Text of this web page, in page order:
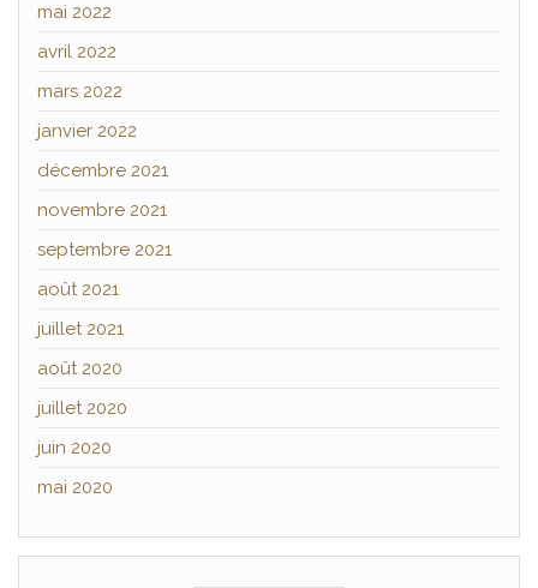
mai 2022
avril 2022
mars 2022
janvier 2022
décembre 2021
novembre 2021
septembre 2021
août 2021
juillet 2021
août 2020
juillet 2020
juin 2020
mai 2020